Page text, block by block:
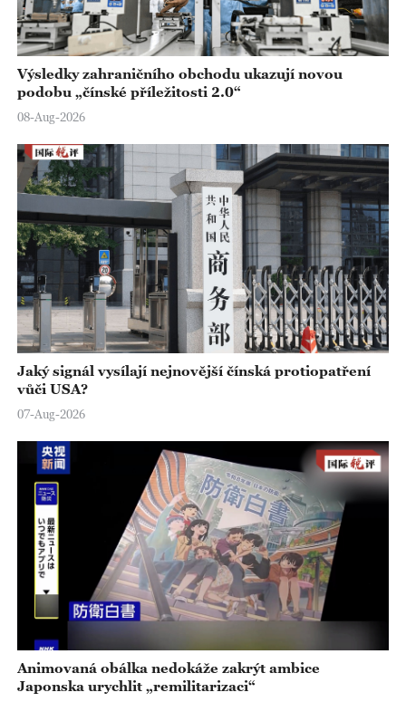
Výsledky zahraničního obchodu ukazují novou
podobu „čínské příležitosti 2.0“
08-Aug-2026
Jaký signál vysílají nejnovější čínská protiopatření
vůči USA?
07-Aug-2026
Animovaná obálka nedokáže zakrýt ambice
Japonska urychlit „remilitarizaci“